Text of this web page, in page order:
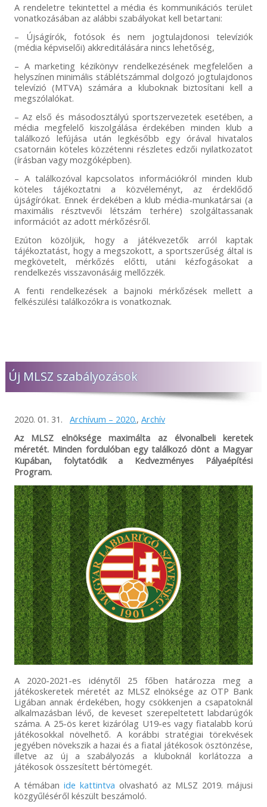
A rendeletre tekintettel a média és kommunikációs terület
vonatkozásában az alábbi szabályokat kell betartani:
– Újságírók, fotósok és nem jogtulajdonosi televíziók
(média képviselői) akkreditálására nincs lehetőség,
– A marketing kézikönyv rendelkezésének megfelelően a
helyszínen minimális stáblétszámmal dolgozó jogtulajdonos
televízió (MTVA) számára a kluboknak biztosítani kell a
megszólalókat.
– Az első és másodosztályú sportszervezetek esetében, a
média megfelelő kiszolgálása érdekében minden klub a
találkozó lefújása után legkésőbb egy órával hivatalos
csatornáin köteles közzétenni részletes edzői nyilatkozatot
(írásban vagy mozgóképben).
– A találkozóval kapcsolatos információkról minden klub
köteles tájékoztatni a közvéleményt, az érdeklődő
újságírókat. Ennek érdekében a klub média-munkatársai (a
maximális résztvevői létszám terhére) szolgáltassanak
információt az adott mérkőzésről.
Ezúton közöljük, hogy a játékvezetők arról kaptak
tájékoztatást, hogy a megszokott, a sportszerűség által is
megkövetelt, mérkőzés előtti, utáni kézfogásokat a
rendelkezés visszavonásáig mellőzzék.
A fenti rendelkezések a bajnoki mérkőzések mellett a
felkészülési találkozókra is vonatkoznak.
Új MLSZ szabályozások
2020. 01. 31. Archívum – 2020., Archív
Az MLSZ elnöksége maximálta az élvonalbeli keretek
méretét. Minden fordulóban egy találkozó dönt a Magyar
Kupában, folytatódik a Kedvezményes Pályaépítési
Program.
A 2020-2021-es idénytől 25 főben határozza meg a
játékoskeretek méretét az MLSZ elnöksége az OTP Bank
Ligában annak érdekében, hogy csökkenjen a csapatoknál
alkalmazásban lévő, de keveset szerepeltetett labdarúgók
száma. A 25-ös keret kizárólag U19-es vagy fiatalabb korú
játékosokkal növelhető. A korábbi stratégiai törekvések
jegyében növekszik a hazai és a fiatal játékosok ösztönzése,
illetve az új a szabályozás a kluboknál korlátozza a
játékosok összesített bértömegét.
A témában ide kattintva olvasható az MLSZ 2019. májusi
közgyűléséről készült beszámoló.